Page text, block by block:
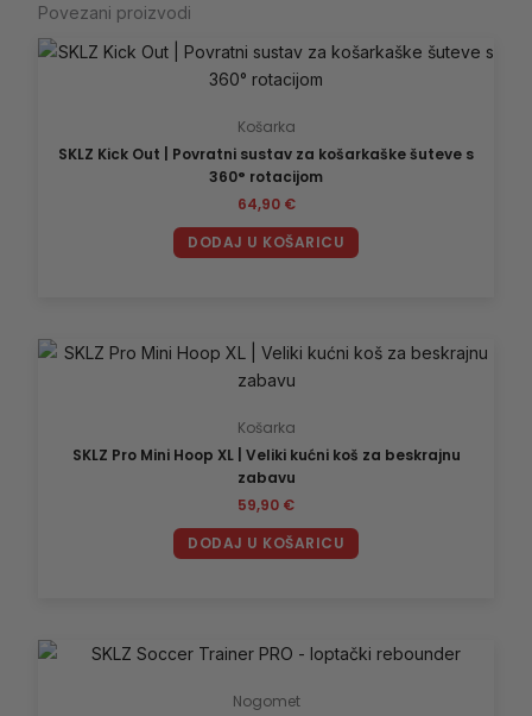
Povezani proizvodi
Košarka
SKLZ Kick Out | Povratni sustav za košarkaške šuteve s
360° rotacijom
64,90 €
DODAJ U KOŠARICU
Košarka
SKLZ Pro Mini Hoop XL | Veliki kućni koš za beskrajnu
zabavu
59,90 €
DODAJ U KOŠARICU
Nogomet